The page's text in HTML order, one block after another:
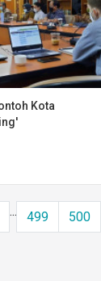
Kota
... 499 500